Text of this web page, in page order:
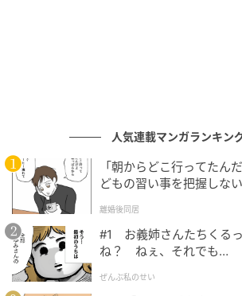
人気連載マンガランキン
「朝からどこ行ってたん
どもの習い事を把握しな
離婚後同居
#1 お義姉さんたちくる
ね？ ねぇ、それでも…
ぜんぶ私のせい